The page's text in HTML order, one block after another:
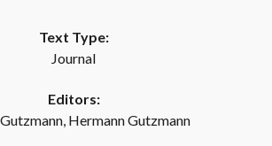
Text Type:
Journal
Editors:
Hermann Gutzmann